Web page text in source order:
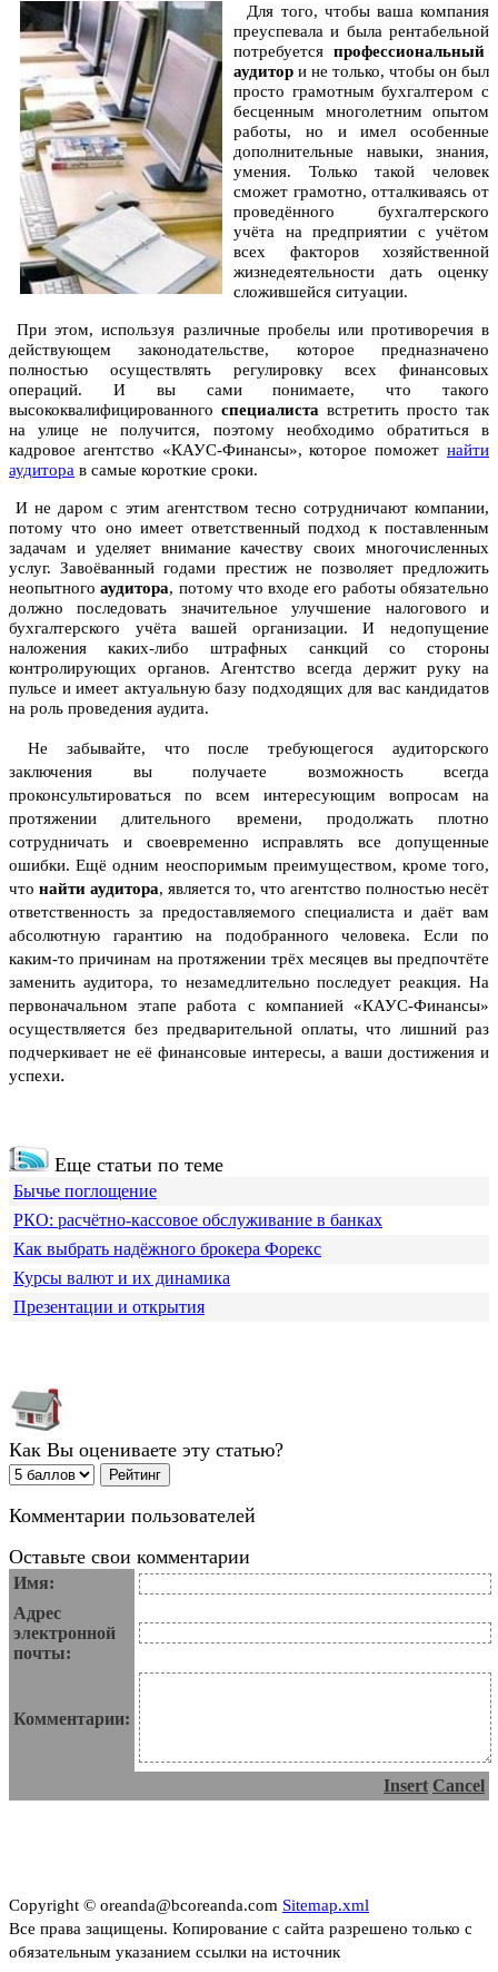
Для того, чтобы ваша компания
преуспевала и была рентабельной
потребуется профессиональный
аудитор и не только, чтобы он был
просто грамотным бухгалтером с
бесценным многолетним опытом
работы, но и имел особенные
дополнительные навыки, знания,
умения. Только такой человек
сможет грамотно, отталкиваясь от
проведённого бухгалтерского
учёта на предприятии с учётом
всех факторов хозяйственной
жизнедеятельности дать оценку
сложившейся ситуации.
При этом, используя различные пробелы или противоречия в
действующем законодательстве, которое предназначено
полностью осуществлять регулировку всех финансовых
операций. И вы сами понимаете, что такого
высококвалифицированного специалиста встретить просто так
на улице не получится, поэтому необходимо обратиться в
кадровое агентство «КАУС-Финансы», которое поможет найти
аудитора в самые короткие сроки.
И не даром с этим агентством тесно сотрудничают компании,
потому что оно имеет ответственный подход к поставленным
задачам и уделяет внимание качеству своих многочисленных
услуг. Завоёванный годами престиж не позволяет предложить
неопытногоаудитора, потому что входе его работы обязательно
должно последовать значительное улучшение налогового и
бухгалтерского учёта вашей организации. И недопущение
наложения каких-либо штрафных санкций со стороны
контролирующих органов. Агентство всегда держит руку на
пульсе и имеет актуальную базу подходящих для вас кандидатов
на роль проведения аудита.
Не забывайте, что после требующегося аудиторского
заключения вы получаете возможность всегда
проконсультироваться по всем интересующим вопросам на
протяжении длительного времени, продолжать плотно
сотрудничать и своевременно исправлять все допущенные
ошибки. Ещё одним неоспоримым преимуществом, кроме того,
что найти аудитора, является то, что агентство полностью несёт
ответственность за предоставляемого специалиста и даёт вам
абсолютную гарантию на подобранного человека. Если по
каким-то причинам на протяжении трёх месяцев вы предпочтёте
заменить аудитора, то незамедлительно последует реакция. На
первоначальном этапе работа с компанией «КАУС-Финансы»
осуществляется без предварительной оплаты, что лишний раз
подчеркивает не её финансовые интересы, а ваши достижения и
успехи.
Еще статьи по теме
Бычье поглощение
РКО: расчётно-кассовое обслуживание в банках
Как выбрать надёжного брокера Форекс
Курсы валют и их динамика
Презентации и открытия
Как Вы оцениваете эту статью?
Комментарии пользователей
Оставьте свои комментарии
Имя:
Адрес
электронной
почты:
Комментарии:
Insert Cancel
Copyright © oreanda@bcoreanda.com Sitemap.xml
Все права защищены. Копирование с сайта разрешено только с
обязательным указанием ссылки на источник